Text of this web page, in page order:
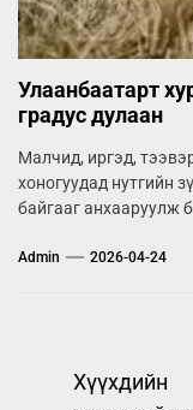
Улаанбаатарт
градус дулаан
Малчид, иргэд,
хоногуудад нутгийн
байгааг анхааруулж
Admin 2026-04-24
PostХүүхдийн